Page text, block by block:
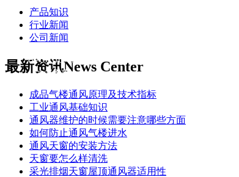
产品知识
行业新闻
公司新闻
最新资讯News Center
成品气楼通风原理及技术指标
工业通风基础知识
通风器维护的时候需要注意哪些方面
如何防止通风气楼进水
通风天窗的安装方法
天窗要怎么样清洗
采光排烟天窗屋顶通风器适用性
178-6666-6695
刘经理